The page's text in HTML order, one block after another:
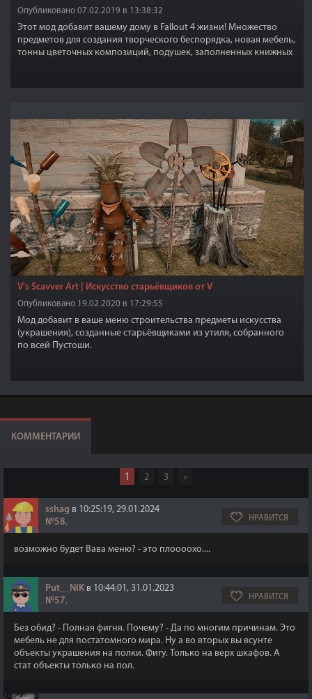
Опубликовано 07.02.2019 в 13:38:32
Этот мод добавит вашему дому в Fallout 4 жизни! Множество
предметов для создания творческого беспорядка, новая мебель,
тонны цветочных композиций, подушек, заполненных книжных
V's Scavver Art | Искусство старьёвщиков от V
Опубликовано 19.02.2020 в 17:29:55
Мод добавит в ваше меню строительства предметы искусства
(украшения), созданные старьёвщиками из утиля, собранного
по всей Пустоши.
КОММЕНТАРИИ
1 2 3 »
sshag в 10:25:19, 29.01.2024
№58, НРАВИТСЯ
возможно будет Вава меню? - это плоооохо....
Put__NIK в 10:44:01, 31.01.2023
№57, НРАВИТСЯ
Без обид? - Полная фигня. Почему? - Да по многим причинам. Это
мебель не для постатомного мира. Ну а во вторых вы всунте
объекты украшения на полки. Фигу. Только на верх шкафов. А
стат объекты только на пол.